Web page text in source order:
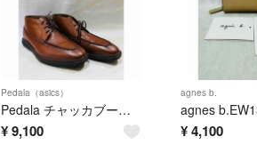
Pedala（asics）
Pedala チャッカブーツ レースアップ ブラウン レザー Uチップ 27
¥9,100
agnes b.
¥4,100